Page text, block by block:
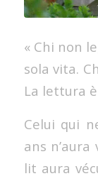
« Chi non
sola vita.
La lettura
Celui qui
ans n’aura
lit aura